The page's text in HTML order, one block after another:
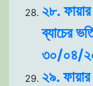
২৮.
ব্যাচের
৩০/০৪/
২৯.